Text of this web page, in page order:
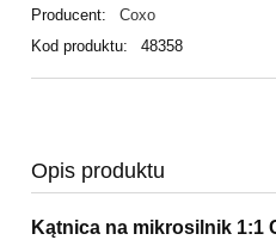
Producent:
Coxo
Kod produktu:
48358
Opis produktu
Kątnica na mikrosilnik 1:1